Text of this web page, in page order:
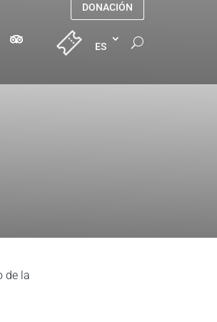
DONACIÓN
de la